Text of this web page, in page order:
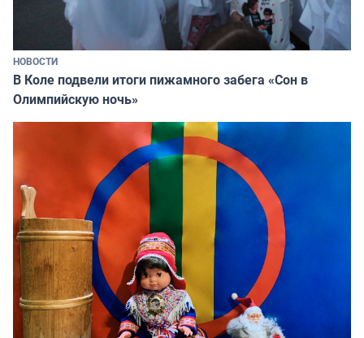
НОВОСТИ
В Коле подвели итоги пижамного забега «Сон в
Олимпийскую ночь»